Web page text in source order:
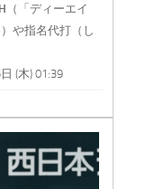
（「ディーエイ
や指名代打（し
(木) 01:39